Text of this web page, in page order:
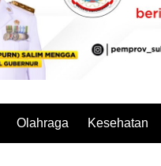
Olahraga Kesehatan